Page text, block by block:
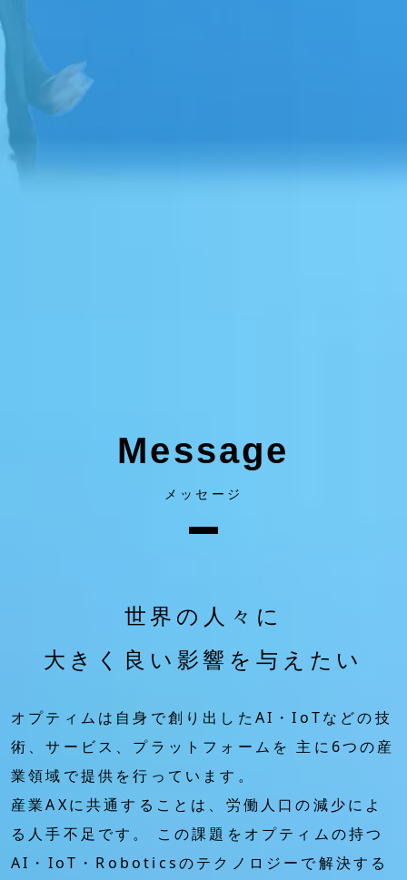
Message
メッセージ
世界の人々に
大きく良い影響を与えたい
オプティムは自身で創り出したAI・IoTなどの技
術、サービス、プラットフォームを 主に6つの産
業領域で提供を行っています。
産業AXに共通することは、労働人口の減少によ
る人手不足です。
この課題をオプティムの持つ
AI・IoT・Roboticsのテクノロジーで解決する